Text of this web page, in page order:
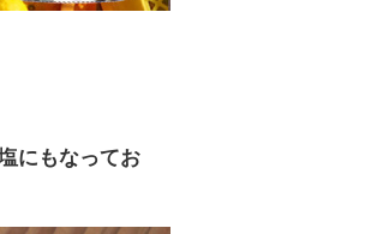
にもなってお